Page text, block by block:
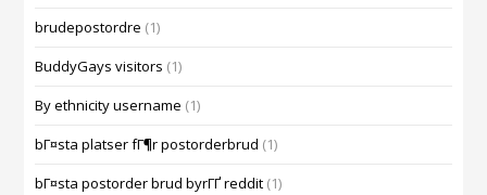
brudepostordre (1)
BuddyGays visitors (1)
By ethnicity username (1)
bГ¤sta platser fГ¶r postorderbrud (1)
bГ¤sta postorder brud byrГҐ reddit (1)